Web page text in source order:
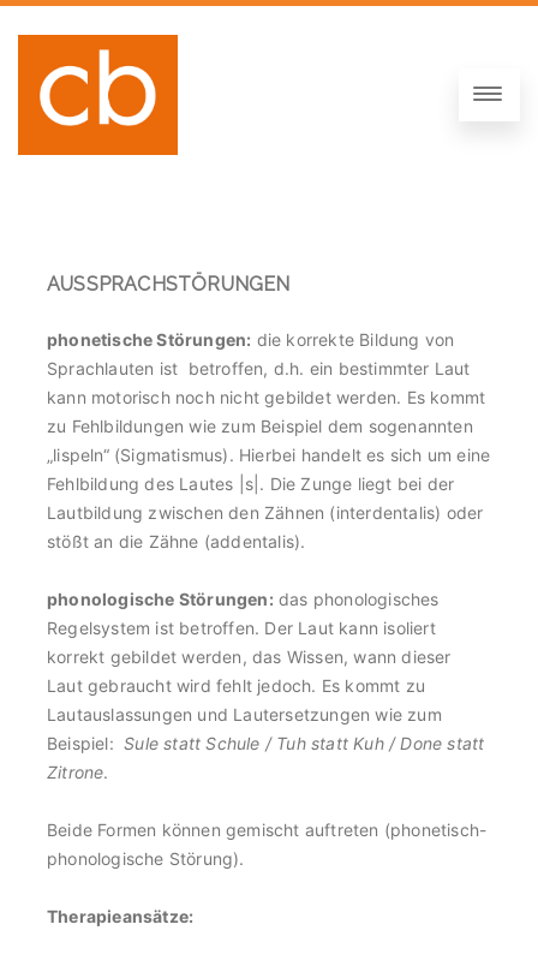
AUSSPRACHSTÖRUNGEN
phonetische Störungen: die korrekte Bildung von
Sprachlauten ist betroffen, d.h. ein bestimmter Laut
kann motorisch noch nicht gebildet werden. Es kommt
zu Fehlbildungen wie zum Beispiel dem sogenannten
„lispeln“ (Sigmatismus). Hierbei handelt es sich um eine
Fehlbildung des Lautes |s|. Die Zunge liegt bei der
Lautbildung zwischen den Zähnen (interdentalis) oder
stößt an die Zähne (addentalis).
phonologische Störungen: das phonologisches
Regelsystem ist betroffen. Der Laut kann isoliert
korrekt gebildet werden, das Wissen, wann dieser
Laut gebraucht wird fehlt jedoch. Es kommt zu
Lautauslassungen und Lautersetzungen wie zum
Beispiel:Sule statt Schule / Tuh statt Kuh / Done statt
Zitrone.
Beide Formen können gemischt auftreten (phonetisch-
phonologische Störung).
Therapieansätze: